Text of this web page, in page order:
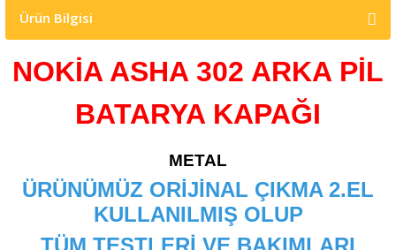
Ürün Bilgisi
NOKİA ASHA 302 ARKA PİL
BATARYA KAPAĞI
METAL
ÜRÜNÜMÜZ ORİJİNAL ÇIKMA 2.EL
KULLANILMIŞ OLUP
TÜM TESTLERİ VE BAKIMLARI